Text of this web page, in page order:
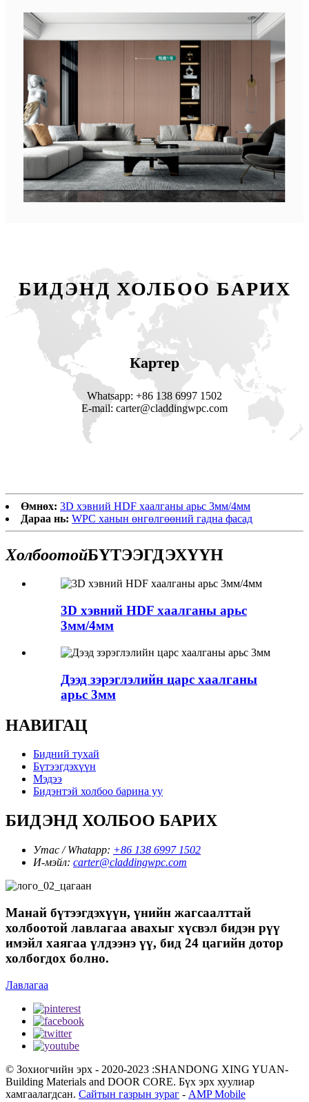
БИДЭНД ХОЛБОО БАРИХ
Картер
Whatsapp: +86 138 6997 1502
E-mail: carter@claddingwpc.com
Өмнөх: 3D хэвний HDF хаалганы арьс 3мм/4мм
Дараа нь: WPC ханын өнгөлгөөний гадна фасад
ХолбоотойБҮТЭЭГДЭХҮҮН
3D хэвний HDF хаалганы арьс
3мм/4мм
Дээд зэрэглэлийн царс хаалганы
арьс 3мм
НАВИГАЦ
Бидний тухай
Бүтээгдэхүүн
Мэдээ
Бидэнтэй холбоо барина уу
БИДЭНД ХОЛБОО БАРИХ
Утас / Whatapp: +86 138 6997 1502
И-мэйл: carter@claddingwpc.com
Манай бүтээгдэхүүн, үнийн жагсаалттай
холбоотой лавлагаа авахыг хүсвэл бидэн рүү
имэйл хаягаа үлдээнэ үү, бид 24 цагийн дотор
холбогдох болно.
Лавлагаа
© Зохиогчийн эрх - 2020-2023 :SHANDONG XING YUAN-
Building Materials and DOOR CORE. Бүх эрх хуулиар
хамгаалагдсан. Сайтын газрын зураг - AMP Mobile